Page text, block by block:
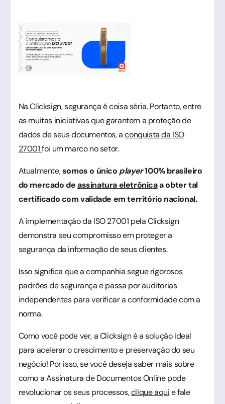
Na Clicksign, segurança é coisa séria. Portanto, entre
as muitas iniciativas que garantem a proteção de
dados de seus documentos, aconquista da ISO
27001foi um marco no setor.
Atualmente,somos o único player100% brasileiro
do mercado deassinatura eletrônicaa obter tal
certificado com validade em território nacional.
A implementação da ISO 27001 pela Clicksign
demonstra seu compromisso em proteger a
segurança da informação de seus clientes.
Isso significa que a companhia segue rigorosos
padrões de segurança e passa por auditorias
independentes para verificar a conformidade com a
norma.
Como você pode ver, a Clicksign é a solução ideal
para acelerar o crescimento e preservação do seu
negócio! Por isso, se você deseja saber mais sobre
como a Assinatura de Documentos Online pode
revolucionar os seus processos,clique aquie fale